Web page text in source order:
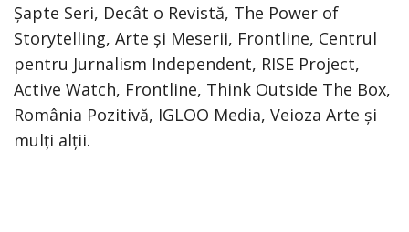
Șapte Seri, Decât o Revistă, The Power of
Storytelling, Arte și Meserii, Frontline, Centrul
pentru Jurnalism Independent, RISE Project,
Active Watch, Frontline, Think Outside The Box,
România Pozitivă, IGLOO Media, Veioza Arte și
mulți alții.